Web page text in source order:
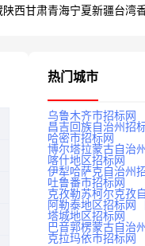
陕西甘肃青海宁夏新疆台湾
热门城市
乌鲁木齐市招标网
昌吉回族自治州招
哈密市招标网
博尔塔拉蒙古自治
喀什地区招标网
伊犁哈萨克自治州
吐鲁番市招标网
克孜勒苏柯尔克孜
阿勒泰地区招标网
塔城地区招标网
巴音郭楞蒙古自治
克拉玛依市招标网